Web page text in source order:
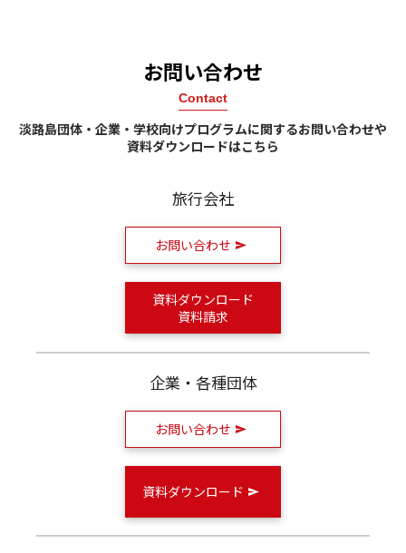
お問い合わせ
Contact
淡路島団体・企業・学校向けプログラムに関するお問い合わせや
資料ダウンロードはこちら
旅行会社
お問い合わせ
資料ダウンロード
資料請求
企業・各種団体
お問い合わせ
資料ダウンロード